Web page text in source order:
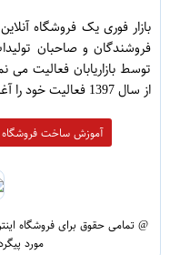
بازار فوری یک فروشگاه
فروشندگان و صاحبان
توسط بازاریابان فعالیت می
از سال 1397 فعالیت خود را آغاز نموده است.
آموزش ساخت فروشگاه
@ تمامی حقوق برای فروشگاه
مورد